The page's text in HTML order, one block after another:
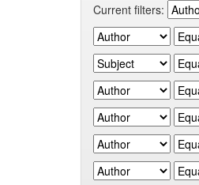
Current filters: